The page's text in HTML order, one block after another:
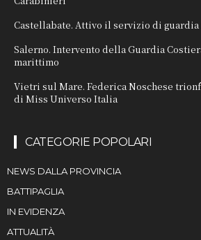
Castellabate. Attivo il servizio di
Salerno. Intervento della Guardia
marittimo
Vietri sul Mare. Federica Noschese
di Miss Universo Italia
CATEGORIE POPOLARI
NEWS DALLA PROVINCIA
BATTIPAGLIA
IN EVIDENZA
ATTUALITÀ